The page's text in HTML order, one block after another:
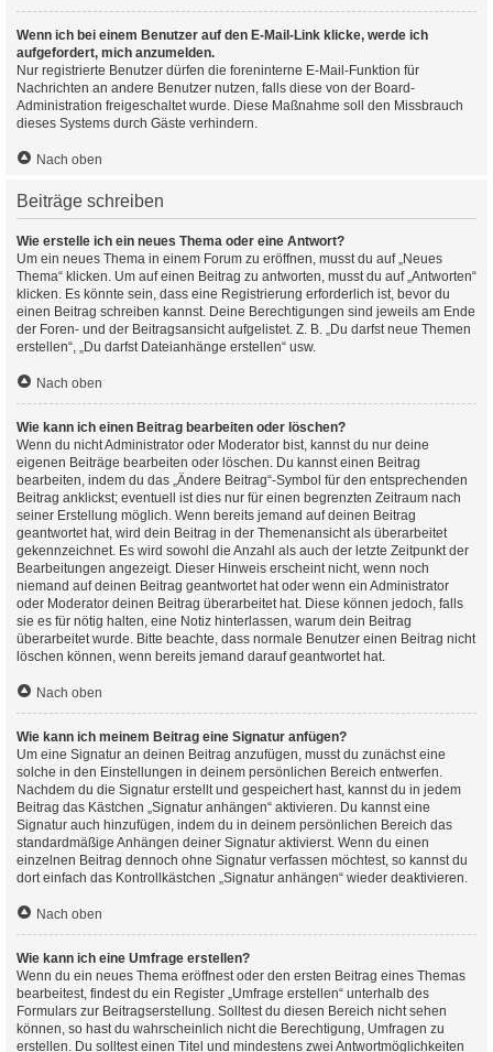
Wenn ich bei einem Benutzer auf den E-Mail-Link klicke, werde ich
aufgefordert, mich anzumelden.
Nur registrierte Benutzer dürfen die foreninterne E-Mail-Funktion für
Nachrichten an andere Benutzer nutzen, falls diese von der Board-
Administration freigeschaltet wurde. Diese Maßnahme soll den Missbrauch
dieses Systems durch Gäste verhindern.
Nach oben
Beiträge schreiben
Wie erstelle ich ein neues Thema oder eine Antwort?
Um ein neues Thema in einem Forum zu eröffnen, musst du auf „Neues
Thema“ klicken. Um auf einen Beitrag zu antworten, musst du auf „Antworten“
klicken. Es könnte sein, dass eine Registrierung erforderlich ist, bevor du
einen Beitrag schreiben kannst. Deine Berechtigungen sind jeweils am Ende
der Foren- und der Beitragsansicht aufgelistet. Z. B. „Du darfst neue Themen
erstellen“, „Du darfst Dateianhänge erstellen“ usw.
Nach oben
Wie kann ich einen Beitrag bearbeiten oder löschen?
Wenn du nicht Administrator oder Moderator bist, kannst du nur deine
eigenen Beiträge bearbeiten oder löschen. Du kannst einen Beitrag
bearbeiten, indem du das „Ändere Beitrag“-Symbol für den entsprechenden
Beitrag anklickst; eventuell ist dies nur für einen begrenzten Zeitraum nach
seiner Erstellung möglich. Wenn bereits jemand auf deinen Beitrag
geantwortet hat, wird dein Beitrag in der Themenansicht als überarbeitet
gekennzeichnet. Es wird sowohl die Anzahl als auch der letzte Zeitpunkt der
Bearbeitungen angezeigt. Dieser Hinweis erscheint nicht, wenn noch
niemand auf deinen Beitrag geantwortet hat oder wenn ein Administrator
oder Moderator deinen Beitrag überarbeitet hat. Diese können jedoch, falls
sie es für nötig halten, eine Notiz hinterlassen, warum dein Beitrag
überarbeitet wurde. Bitte beachte, dass normale Benutzer einen Beitrag nicht
löschen können, wenn bereits jemand darauf geantwortet hat.
Nach oben
Wie kann ich meinem Beitrag eine Signatur anfügen?
Um eine Signatur an deinen Beitrag anzufügen, musst du zunächst eine
solche in den Einstellungen in deinem persönlichen Bereich entwerfen.
Nachdem du die Signatur erstellt und gespeichert hast, kannst du in jedem
Beitrag das Kästchen „Signatur anhängen“ aktivieren. Du kannst eine
Signatur auch hinzufügen, indem du in deinem persönlichen Bereich das
standardmäßige Anhängen deiner Signatur aktivierst. Wenn du einen
einzelnen Beitrag dennoch ohne Signatur verfassen möchtest, so kannst du
dort einfach das Kontrollkästchen „Signatur anhängen“ wieder deaktivieren.
Nach oben
Wie kann ich eine Umfrage erstellen?
Wenn du ein neues Thema eröffnest oder den ersten Beitrag eines Themas
bearbeitest, findest du ein Register „Umfrage erstellen“ unterhalb des
Formulars zur Beitragserstellung. Solltest du diesen Bereich nicht sehen
können, so hast du wahrscheinlich nicht die Berechtigung, Umfragen zu
erstellen. Du solltest einen Titel und mindestens zwei Antwortmöglichkeiten